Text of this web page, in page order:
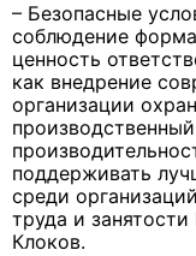
– Безопасные
соблюдение
ценность
как внедрение
организации
поддерживать
среди
труда и
Клоков.